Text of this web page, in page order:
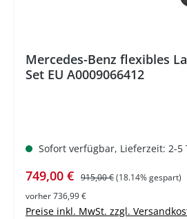
Mercedes-Benz flexibles
Set EU A0009066412
Sofort verfügbar, Lieferzeit: 2-5
Verkaufspreis:
749,00 € Regulärer Preis:
915,00 €(18.14% gespart)
vorher 736,99 €
Preise inkl. MwSt. zzgl.